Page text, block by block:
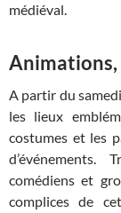
médiéval.
Animations,
A partir du
les lieux
costumes et les
d’événements.
comédiens et
complices de